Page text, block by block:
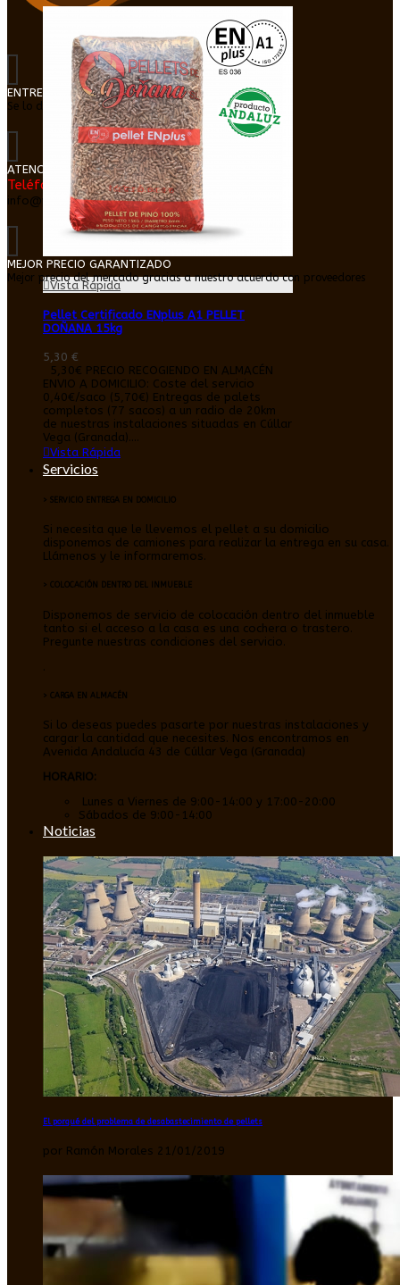
ENTREGA EN DOMICILIO
Se lo dejamos dentro de su cochera o trastero
ATENCIÓN AL CLIENTE
Teléfono: 616026865
info@pelletgranada.com
MEJOR PRECIO GARANTIZADO
Mejor precio del mercado gracias a nuestro acuerdo con proveedores
Vista Rápida
Pellet Certificado ENplus A1 PELLET
DOÑANA 15kg
5,30 €
5,30€ PRECIO RECOGIENDO EN ALMACÉN
ENVIO A DOMICILIO: Coste del servicio
0,40€/saco (5,70€) Entregas de palets
completos (77 sacos) a un radio de 20km
de nuestras instalaciones situadas en Cúllar
Vega (Granada)....
Vista Rápida
Servicios
> SERVICIO ENTREGA EN DOMICILIO
Si necesita que le llevemos el pellet a su domicilio
disponemos de camiones para realizar la entrega en su casa.
Llámenos y le informaremos.
> COLOCACIÓN DENTRO DEL INMUEBLE
Disponemos de servicio de colocación dentro del inmueble
tanto si el acceso a la casa es una cochera o trastero.
Pregunte nuestras condiciones del servicio.
> CARGA EN ALMACÉN
Si lo deseas puedes pasarte por nuestras instalaciones y
cargar la cantidad que necesites. Nos encontramos en
Avenida Andalucía 43 de Cúllar Vega (Granada)
HORARIO:
Lunes a Viernes de 9:00-14:00 y 17:00-20:00
Sábados de 9:00-14:00
Noticias
El porqué del problema de desabastecimiento de pellets
por Ramón Morales 21/01/2019